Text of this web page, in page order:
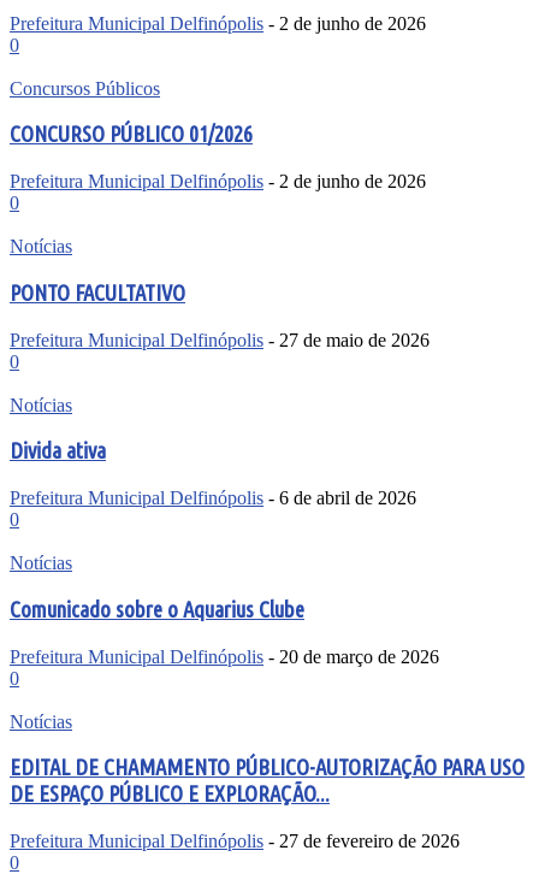
Prefeitura Municipal Delfinópolis - 2 de junho de 2026
0
Concursos Públicos
CONCURSO PÚBLICO 01/2026
Prefeitura Municipal Delfinópolis - 2 de junho de 2026
0
Notícias
PONTO FACULTATIVO
Prefeitura Municipal Delfinópolis - 27 de maio de 2026
0
Notícias
Divida ativa
Prefeitura Municipal Delfinópolis - 6 de abril de 2026
0
Notícias
Comunicado sobre o Aquarius Clube
Prefeitura Municipal Delfinópolis - 20 de março de 2026
0
Notícias
EDITAL DE CHAMAMENTO PÚBLICO-AUTORIZAÇÃO PARA USO
DE ESPAÇO PÚBLICO E EXPLORAÇÃO...
Prefeitura Municipal Delfinópolis - 27 de fevereiro de 2026
0